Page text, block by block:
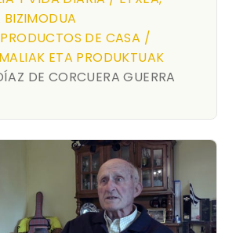
BIZIMODUA
DE CASA /
ETA PRODUKTUAK
DE CORCUERA GUERRA